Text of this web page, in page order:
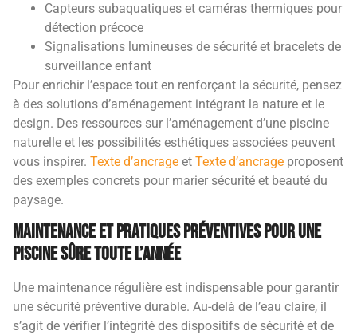
Capteurs subaquatiques et caméras thermiques pour
détection précoce
Signalisations lumineuses de sécurité et bracelets de
surveillance enfant
Pour enrichir l’espace tout en renforçant la sécurité, pensez
à des solutions d’aménagement intégrant la nature et le
design. Des ressources sur l’aménagement d’une piscine
naturelle et les possibilités esthétiques associées peuvent
vous inspirer. Texte d’ancrage et Texte d’ancrage proposent
des exemples concrets pour marier sécurité et beauté du
paysage.
Maintenance et pratiques préventives pour une
piscine sûre toute l’année
Une maintenance régulière est indispensable pour garantir
une sécurité préventive durable. Au-delà de l’eau claire, il
s’agit de vérifier l’intégrité des dispositifs de sécurité et de